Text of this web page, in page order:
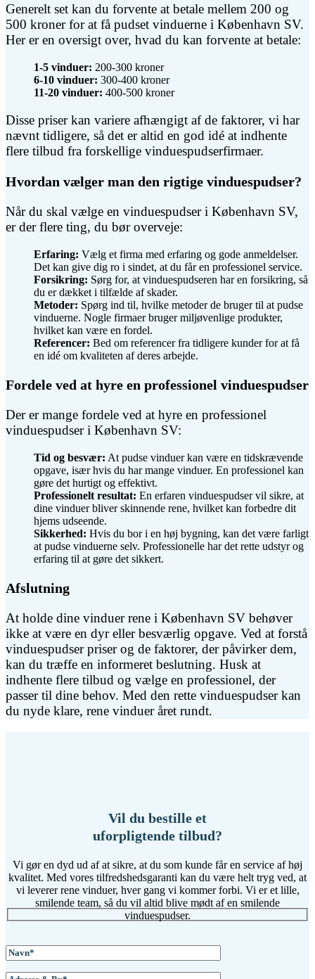
Generelt set kan du forvente at betale mellem 200 og
500 kroner for at få pudset vinduerne i København SV.
Her er en oversigt over, hvad du kan forvente at betale:
1-5 vinduer: 200-300 kroner
6-10 vinduer: 300-400 kroner
11-20 vinduer: 400-500 kroner
Disse priser kan variere afhængigt af de faktorer, vi har
nævnt tidligere, så det er altid en god idé at indhente
flere tilbud fra forskellige vinduespudserfirmaer.
Hvordan vælger man den rigtige vinduespudser?
Når du skal vælge en vinduespudser i København SV,
er der flere ting, du bør overveje:
Erfaring: Vælg et firma med erfaring og gode anmeldelser.
Det kan give dig ro i sindet, at du får en professionel service.
Forsikring: Sørg for, at vinduespudseren har en forsikring, så
du er dækket i tilfælde af skader.
Metoder: Spørg ind til, hvilke metoder de bruger til at pudse
vinduerne. Nogle firmaer bruger miljøvenlige produkter,
hvilket kan være en fordel.
Referencer: Bed om referencer fra tidligere kunder for at få
en idé om kvaliteten af deres arbejde.
Fordele ved at hyre en professionel vinduespudser
Der er mange fordele ved at hyre en professionel
vinduespudser i København SV:
Tid og besvær: At pudse vinduer kan være en tidskrævende
opgave, især hvis du har mange vinduer. En professionel kan
gøre det hurtigt og effektivt.
Professionelt resultat: En erfaren vinduespudser vil sikre, at
dine vinduer bliver skinnende rene, hvilket kan forbedre dit
hjems udseende.
Sikkerhed: Hvis du bor i en høj bygning, kan det være farligt
at pudse vinduerne selv. Professionelle har det rette udstyr og
erfaring til at gøre det sikkert.
Afslutning
At holde dine vinduer rene i København SV behøver
ikke at være en dyr eller besværlig opgave. Ved at forstå
vinduespudser priser og de faktorer, der påvirker dem,
kan du træffe en informeret beslutning. Husk at
indhente flere tilbud og vælge en professionel, der
passer til dine behov. Med den rette vinduespudser kan
du nyde klare, rene vinduer året rundt.
Vil du bestille et
uforpligtende tilbud?
Vi gør en dyd ud af at sikre, at du som kunde får en service af høj
kvalitet. Med vores tilfredshedsgaranti kan du være helt tryg ved, at
vi leverer rene vinduer, hver gang vi kommer forbi. Vi er et lille,
smilende team, så du vil altid blive mødt af en smilende
vinduespudser.